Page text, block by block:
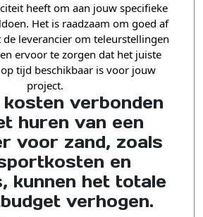
heeft om aan jouw specifieke
Het is raadzaam om goed af
leverancier om teleurstellingen
ervoor te zorgen dat het juiste
tijd beschikbaar is voor jouw
project.
verbonden
huren van een
voor zand, zoals
en
kunnen het totale
verhogen.